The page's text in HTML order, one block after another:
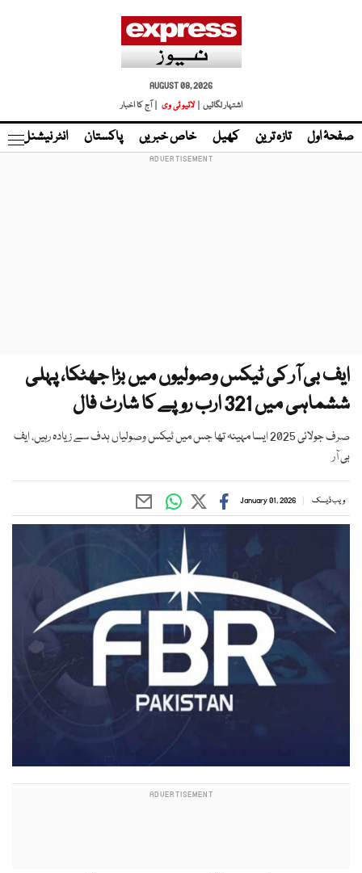
AUGUST 08, 2026
اشتہار لگائیں |
لائیو ٹی وی | آج کا اخبار
صفحۂ اول تازہ ترین کھیل خاص خبریں پاکستان انٹر نیشنل
ایف بی آر کی ٹیکس وصولیوں میں بڑا جھٹکا، پہلی
ششماہی میں 321 ارب روپے کا شارٹ فال
صرف جولائی 2025 ایسا مہینہ تھا جس میں ٹیکس وصولیاں ہدف سے زیادہ رہیں، ایف
بی آر
ویب ڈیسک January 01, 2026